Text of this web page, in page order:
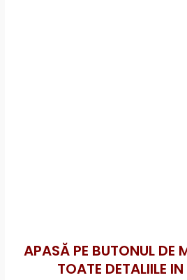
APASĂ PE BUTONUL DE
TOATE DETALIILE